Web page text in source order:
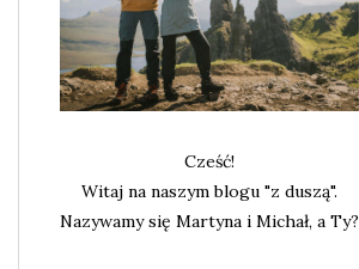
Cześć!
Witaj na naszym blogu "z duszą".
Nazywamy się Martyna i Michał, a Ty?